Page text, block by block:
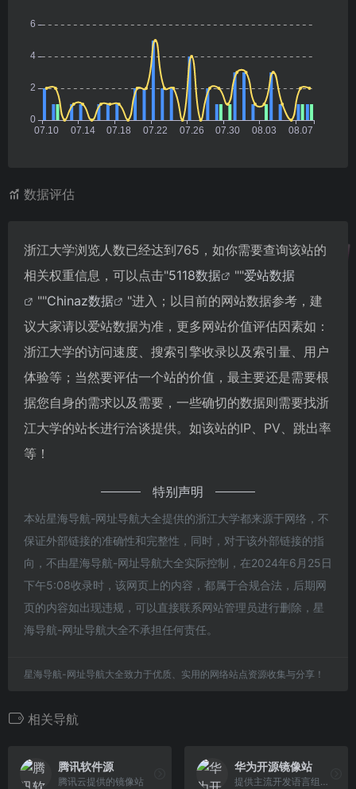
数据评估
浙江大学浏览人数已经达到765，如你需要查询该站的
相关权重信息，可以点击"5118数据 ""爱站数据
""Chinaz数据
"进入；以目前的网站数据参考，建
议大家请以爱站数据为准，更多网站价值评估因素如：
浙江大学的访问速度、搜索引擎收录以及索引量、用户
体验等；当然要评估一个站的价值，最主要还是需要根
据您自身的需求以及需要，一些确切的数据则需要找浙
江大学的站长进行洽谈提供。如该站的IP、PV、跳出率
等！
特别声明
本站星海导航-网址导航大全提供的浙江大学都来源于网络，不
保证外部链接的准确性和完整性，同时，对于该外部链接的指
向，不由星海导航-网址导航大全实际控制，在2024年6月25日
下午5:08收录时，该网页上的内容，都属于合规合法，后期网
页的内容如出现违规，可以直接联系网站管理员进行删除，星
海导航-网址导航大全不承担任何责任。
星海导航-网址导航大全致力于优质、实用的网络站点资源收集与分享！
相关导航
腾讯软件源
腾讯云提供的镜像站
华为开源镜像站
提供主流开发语言组件、操作系统、常用工具和库等镜像。